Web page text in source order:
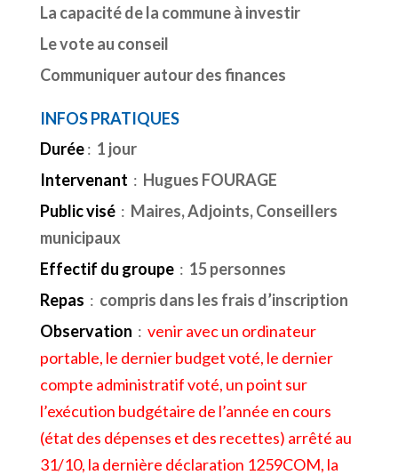
La capacité de la commune à investir
Le vote au conseil
Communiquer autour des finances
INFOS PRATIQUES
Durée: 1 jour
Intervenant : Hugues FOURAGE
Public visé : Maires, Adjoints, Conseillers
municipaux
Effectif du groupe: 15 personnes
Repas : compris dans les frais d’inscription
Observation : venir avec un ordinateur
portable, le dernier budget voté, le dernier
compte administratif voté, un point sur
l’exécution budgétaire de l’année en cours
(état des dépenses et des recettes) arrêté au
31/10, la dernière déclaration 1259COM, la